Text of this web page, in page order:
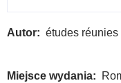
Autor études réunies
Miejsce wydania